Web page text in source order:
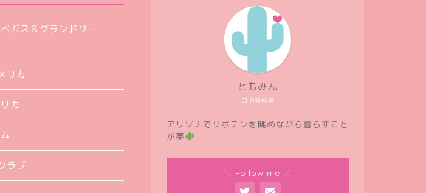
ガス＆グランドサー
リカ
カ
ラブ
自宅警備員
ともみん
アリゾナでサボテンを眺めながら暮らすこと
が夢
＼ Follow me ／